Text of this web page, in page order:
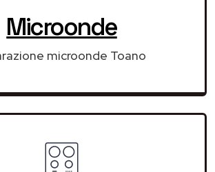
Microonde
microonde Toano